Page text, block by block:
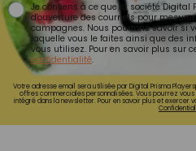
Je consens à ce que la société Digital
d'ouverture des courriels pour
campagnes. Nous pourrons savoir si
laquelle vous le faites ainsi que des
vous utilisez. Pour en savoir plus sur
confidentialité.
Votre adresse email sera utilisée par Digital Prisma
offres commerciales personnalisées. Vous pourrez
intégré dans la newsletter. Pour en savoir plus et exercer